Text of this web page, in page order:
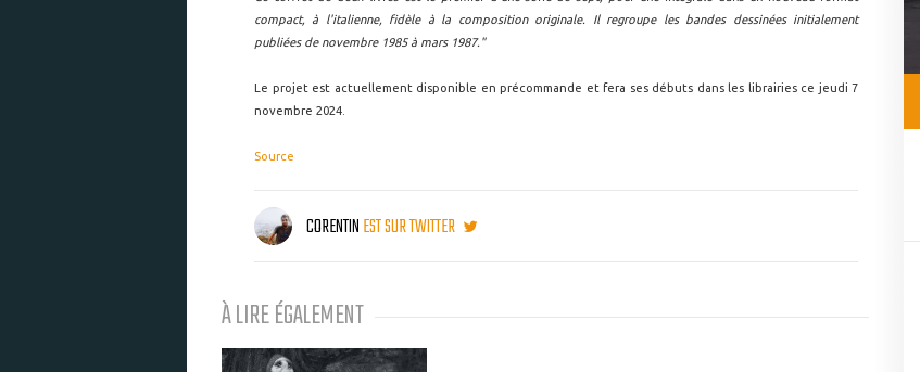
compact, à l'italienne, fidèle à la composition originale. Il regroupe les bandes dessinées initialement
publiées de novembre 1985 à mars 1987."
Le projet est actuellement disponible en précommande et fera ses débuts dans les librairies ce jeudi 7
novembre 2024.
Source
CORENTINEST SUR TWITTER
À LIRE ÉGALEMENT